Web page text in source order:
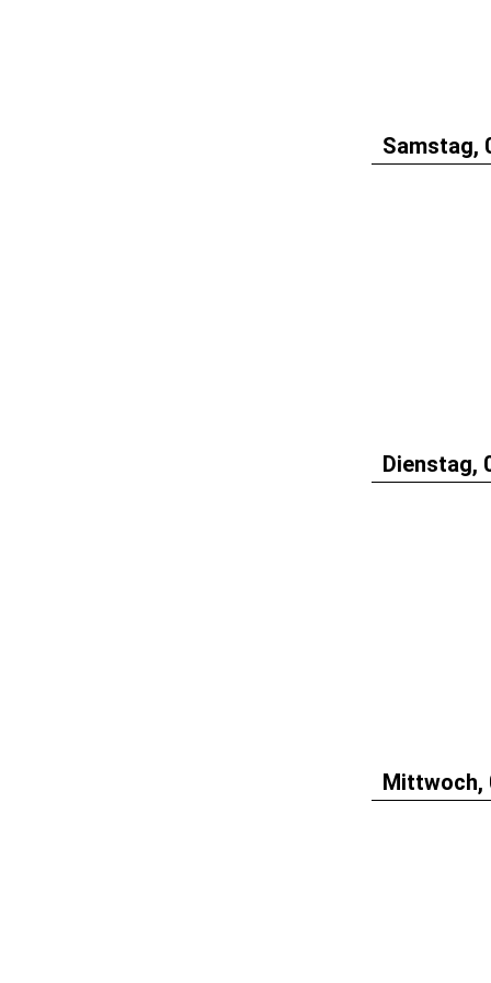
Samstag,
Dienstag,
Mittwoch,